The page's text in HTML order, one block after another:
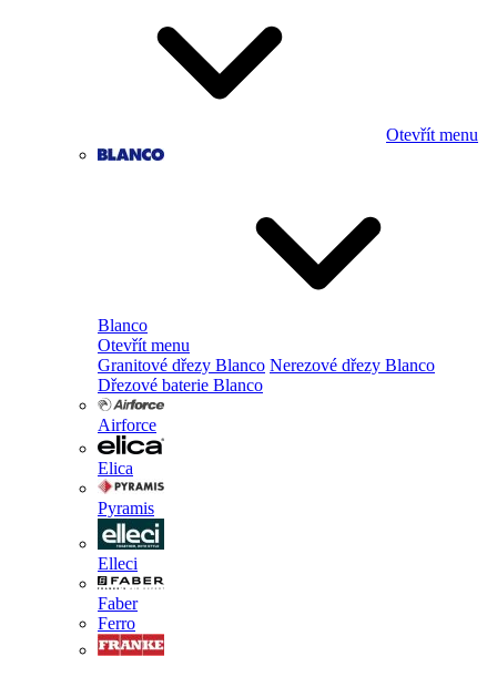
Otevřít menu
Blanco
Otevřít menu
Granitové dřezy Blanco Nerezové dřezy Blanco
Dřezové baterie Blanco
Airforce
Elica
Pyramis
Elleci
Faber
Ferro